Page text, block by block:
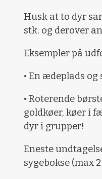
Husk at to dyr
stk. og derover
Eksempler på
• En ædeplads
• Roterende
goldkøer, køer i
dyr i grupper!
Eneste
sygebokse (max